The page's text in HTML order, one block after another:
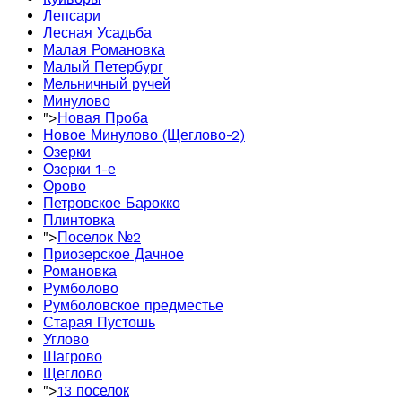
Лепсари
Лесная Усадьба
Малая Романовка
Малый Петербург
Мельничный ручей
Минулово
">Новая Проба
Новое Минулово (Щеглово-2)
Озерки
Озерки 1-е
Орово
Петровское Барокко
Плинтовка
">Поселок №2
Приозерское Дачное
Романовка
Румболово
Румболовское предместье
Старая Пустошь
Углово
Шагрово
Щеглово
">13 поселок